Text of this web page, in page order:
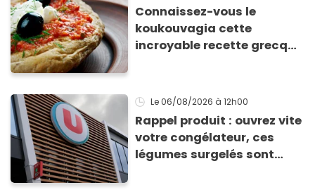
Connaissez-vous le
koukouvagia cette
incroyable recette grecque
Le 06/08/2026 à 12h00
Rappel produit : ouvrez vite
votre congélateur, ces
légumes surgelés sont